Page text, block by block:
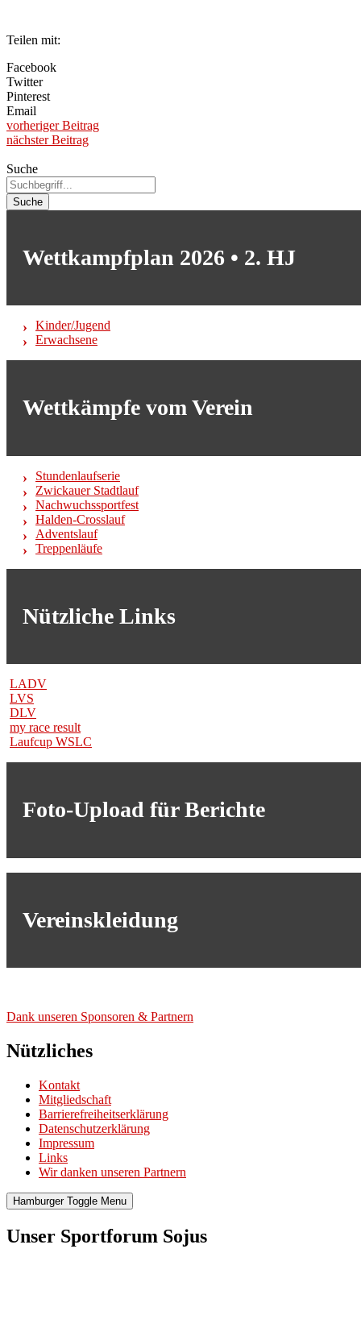
Teilen mit:
Facebook
Twitter
Pinterest
Email
vorheriger Beitrag
nächster Beitrag
Suche
Suche
Wettkampfplan 2026 • 2. HJ
Kinder/Jugend
Erwachsene
Wettkämpfe vom Verein
Stundenlaufserie
Zwickauer Stadtlauf
Nachwuchssportfest
Halden-Crosslauf
Adventslauf
Treppenläufe
Nützliche Links
LADV
LVS
DLV
my race result
Laufcup WSLC
Foto-Upload für Berichte
Vereinskleidung
Dank unse­ren Spon­so­ren & Part­nern
Nützliches
Kontakt
Mitgliedschaft
Barrierefreiheitserklärung
Datenschutzerklärung
Impressum
Links
Wir danken unseren Partnern
Hamburger Toggle Menu
Unser Sportforum Sojus